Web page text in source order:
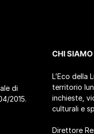
di
2015.
CHI SIAMO
L’Eco della
territorio
inchieste,
culturali e
Direttore